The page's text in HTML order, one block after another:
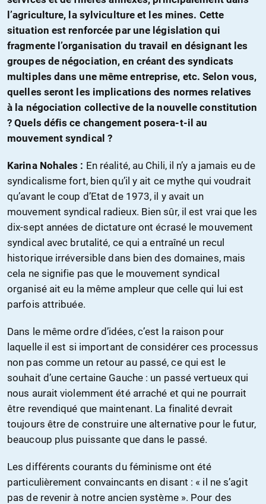
l’agriculture, la sylviculture et les mines. Cette
situation est renforcée par une législation qui
fragmente l’organisation du travail en désignant les
groupes de négociation, en créant des syndicats
multiples dans une même entreprise, etc. Selon vous,
quelles seront les implications des normes relatives
à la négociation collective de la nouvelle constitution
? Quels défis ce changement posera-t-il au
mouvement syndical ?
Karina Nohales : En réalité, au Chili, il n’y a jamais eu de
syndicalisme fort, bien qu’il y ait ce mythe qui voudrait
qu’avant le coup d’Etat de 1973, il y avait un
mouvement syndical radieux. Bien sûr, il est vrai que les
dix-sept années de dictature ont écrasé le mouvement
syndical avec brutalité, ce qui a entraîné un recul
historique irréversible dans bien des domaines, mais
cela ne signifie pas que le mouvement syndical
organisé ait eu la même ampleur que celle qui lui est
parfois attribuée.
Dans le même ordre d’idées, c’est la raison pour
laquelle il est si important de considérer ces processus
non pas comme un retour au passé, ce qui est le
souhait d’une certaine Gauche : un passé vertueux qui
nous aurait violemment été arraché et qui ne pourrait
être revendiqué que maintenant. La finalité devrait
toujours être de construire une alternative pour le futur,
beaucoup plus puissante que dans le passé.
Les différents courants du féminisme ont été
particulièrement convaincants en disant : « il ne s’agit
pas de revenir à notre ancien système ». Pour des